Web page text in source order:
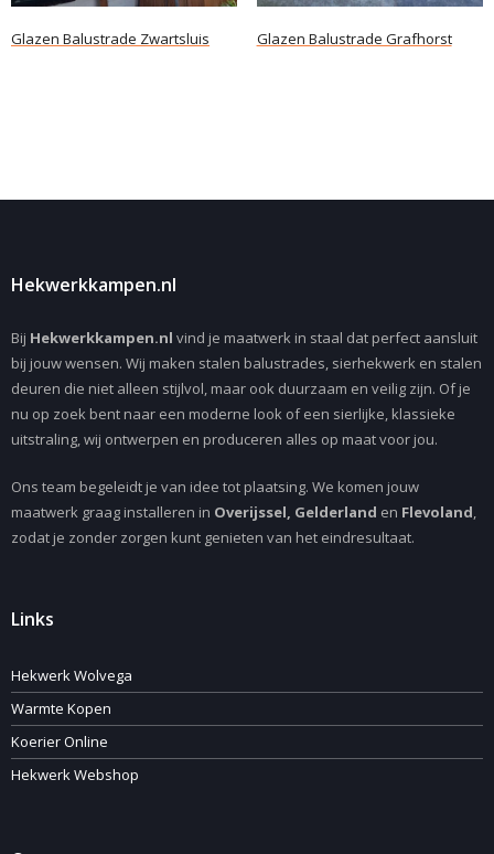
Glazen Balustrade Zwartsluis Glazen Balustrade Grafhorst
Hekwerkkampen.nl
Bij Hekwerkkampen.nl vind je maatwerk in staal dat perfect aansluit
bij jouw wensen. Wij maken stalen balustrades, sierhekwerk en stalen
deuren die niet alleen stijlvol, maar ook duurzaam en veilig zijn. Of je
nu op zoek bent naar een moderne look of een sierlijke, klassieke
uitstraling, wij ontwerpen en produceren alles op maat voor jou.
Ons team begeleidt je van idee tot plaatsing. We komen jouw
maatwerk graag installeren in Overijssel, Gelderland en Flevoland,
zodat je zonder zorgen kunt genieten van het eindresultaat.
Links
Hekwerk Wolvega
Warmte Kopen
Koerier Online
Hekwerk Webshop